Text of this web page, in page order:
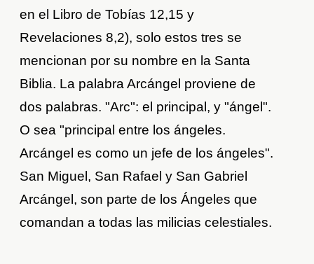
en el Libro de Tobías 12,15 y
Revelaciones 8,2), solo estos tres se
mencionan por su nombre en la Santa
Biblia. La palabra Arcángel proviene de
dos palabras. "Arc": el principal, y "ángel".
O sea "principal entre los ángeles.
Arcángel es como un jefe de los ángeles".
San Miguel, San Rafael y San Gabriel
Arcángel, son parte de los Ángeles que
comandan a todas las milicias celestiales.